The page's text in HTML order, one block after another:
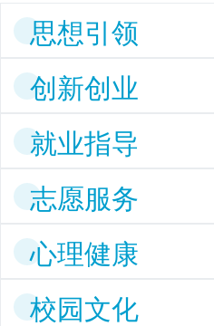
思想引领
创新创业
就业指导
志愿服务
心理健康
校园文化